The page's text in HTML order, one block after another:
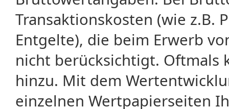
Transaktionskosten (wie z.B.
Entgelte), die beim Erwerb
nicht berücksichtigt. Oftmals
hinzu. Mit dem
einzelnen Wertpapierseiten